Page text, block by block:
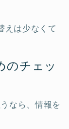
えは少なくて
のチェッ
なら、情報を